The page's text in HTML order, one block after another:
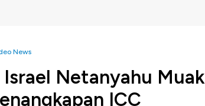
News
Netanyahu
ICC